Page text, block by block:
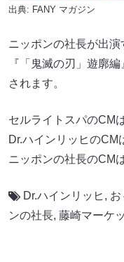
出典: FANY マガジン
ニッポンの社長が出
『「鬼滅の刃」遊廓
されます。
セルライトスパのCM
Dr.ハインリッヒのCM
ニッポンの社長のCM
Dr.ハインリッヒ , お
ンの社長, 藤崎マーケ